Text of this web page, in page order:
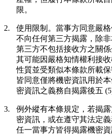
限。
2. 使用限制。 當事方同意嚴
不向任何第三方揭露，除
第三方不包括接收方之關
其可能因嚴格知情權利接
性質並受類似本條款所載
皆同意僅將機密資訊用於
密資訊之義務自揭露後五
3. 例外縱有本條規定，若揭
密資訊，或在遵守其法定
任一當事方皆得揭露機密